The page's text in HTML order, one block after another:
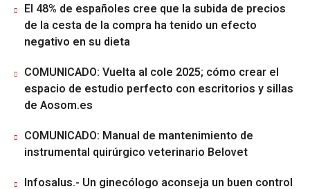
El 48% de españoles cree que la subida de precios
de la cesta de la compra ha tenido un efecto
negativo en su dieta
COMUNICADO: Vuelta al cole 2025; cómo crear el
espacio de estudio perfecto con escritorios y sillas
de Aosom.es
COMUNICADO: Manual de mantenimiento de
instrumental quirúrgico veterinario Belovet
Infosalus.- Un ginecólogo aconseja un buen control